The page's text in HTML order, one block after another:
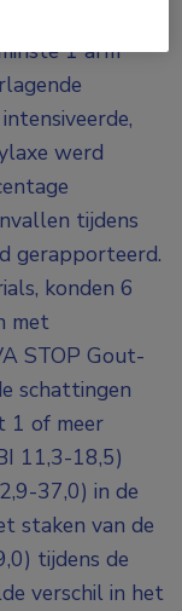
naar klinische
1 arm
werd
tijdens
gerapporteerd.
konden 6
met
STOP Gout-
schattingen
1 of meer
11,3-18,5)
37,0) in de
staken van de
tijdens de
verschil in het